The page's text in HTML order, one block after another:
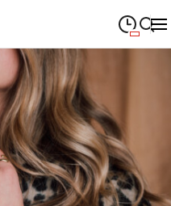
Suche schließen
09:00
09:00—19:00
09:00—19:00